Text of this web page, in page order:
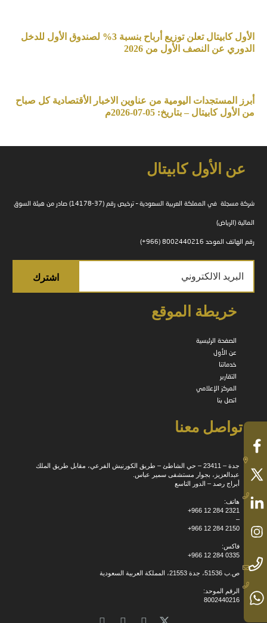
الأول كابيتال تعلن توزيع أرباح بنسبة 3% لصندوق الأول للدخل
الدوري عن النصف الأول من 2026
أبرز المستجدات اليومية من عناوين الاخبار الأقتصادية كل صباح
من الأول كابيتال – بتاريخ: 05-07-2026م
عن الأول كابيتال
شركة مسجلة في المملكة العربية السعودية – ترخيص رقم (37-14178) صادر من هيئة السوق
المالية (الرياض)
رقم الهاتف الموحد 8002440216 (966+)
خريطة الموقع
الصفحة الرئيسية
عن الأول
خدماتنا
التقارير
المركز الإعلامي
اتصل بنا
تواصل معنا
جدة – 23411 – حي الشاطئ – طريق الكورنيش الفرعي، مقابل طريق الملك
عبدالعزيز، بجوار مستشفى سمير عباس.
أبراج رصد – الدور التاسع
هاتف:
+966 12 284 2321
–
+966 12 284 2150
فاكس:
+966 12 284 0335
ص.ب 51536، جدة 21553، المملكة العربية السعودية
الرقم الموحد:
8002440216